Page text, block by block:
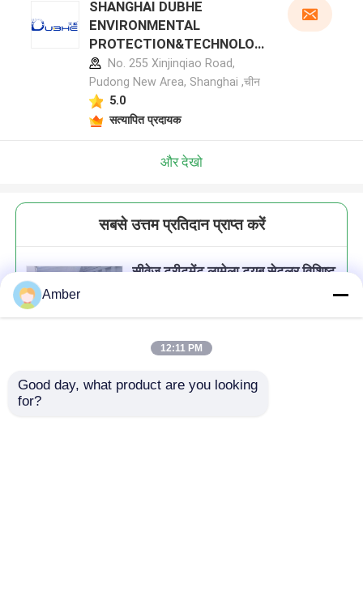
SHANGHAI DUBHE
ENVIRONMENTAL
PROTECTION&TECHNOLOG
Y CO.,LTD निर्माता प्रोफ़ाइल
No. 255 Xinjinqiao Road,
Pudong New Area, Shanghai ,चीन
5.0
सत्यापित प्रदायक
और देखो
सबसे उत्तम प्रतिदान प्राप्त करें
सीवेज ट्रीटमेंट लामेला ट्यूब सेटलर विशिष्ट
जारी रखें
Amber
12:11 PM
Good day, what product are you looking
for?